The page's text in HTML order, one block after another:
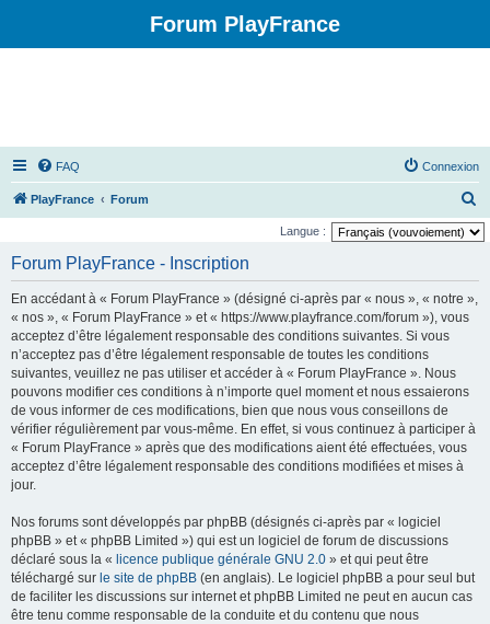
Forum PlayFrance
FAQ Connexion
PlayFrance Forum
e
Langue :
Forum PlayFrance - Inscription
En accédant à « Forum PlayFrance » (désigné ci-après par « nous », « notre »,
« nos », « Forum PlayFrance » et « https://www.playfrance.com/forum »), vous
acceptez d’être légalement responsable des conditions suivantes. Si vous
n’acceptez pas d’être légalement responsable de toutes les conditions
suivantes, veuillez ne pas utiliser et accéder à « Forum PlayFrance ». Nous
pouvons modifier ces conditions à n’importe quel moment et nous essaierons
de vous informer de ces modifications, bien que nous vous conseillons de
vérifier régulièrement par vous-même. En effet, si vous continuez à participer à
« Forum PlayFrance » après que des modifications aient été effectuées, vous
acceptez d’être légalement responsable des conditions modifiées et mises à
jour.
Nos forums sont développés par phpBB (désignés ci-après par « logiciel
phpBB » et « phpBB Limited ») qui est un logiciel de forum de discussions
déclaré sous la « licence publique générale GNU 2.0 » et qui peut être
téléchargé sur le site de phpBB (en anglais). Le logiciel phpBB a pour seul but
de faciliter les discussions sur internet et phpBB Limited ne peut en aucun cas
être tenu comme responsable de la conduite et du contenu que nous